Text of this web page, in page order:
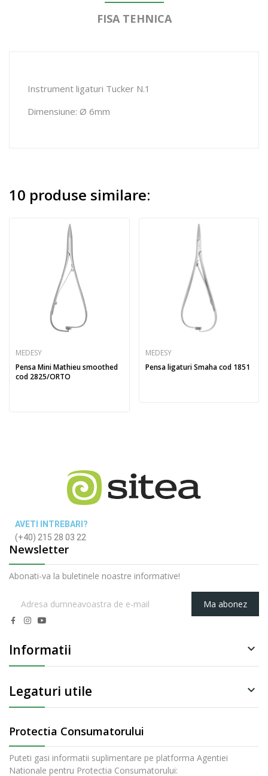
FISA TEHNICA
Instrument ligaturi Tucker N.1
Dimensiune: Ø 6mm
10 produse similare:
MEDESY
Pensa Mini Mathieu smoothed
cod 2825/ORTO
MEDESY
Pensa ligaturi Smaha cod 1851
AVETI INTREBARI?
(+40) 215 28 03 22
Newsletter
Abonati-va la buletinele noastre informative!
Ma abonez
Informatii 
Legaturi utile 
Protectia Consumatorului
Puteti gasi informatii suplimentare pe platforma Agentiei
Nationale pentru Protectia Consumatorului: